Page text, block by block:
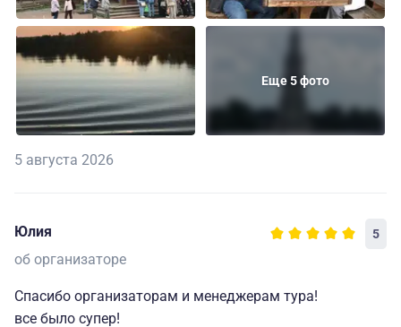
Еще 5 фото
5 августа 2026
Юлия 5
об организаторе
Спасибо организаторам и менеджерам тура!
все было супер!